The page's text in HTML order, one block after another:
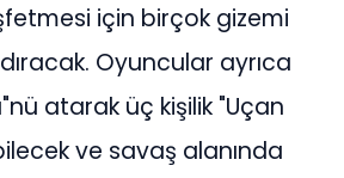
için birçok gizemi
Oyuncular ayrıca
atarak üç kişilik "Uçan
ve savaş alanında